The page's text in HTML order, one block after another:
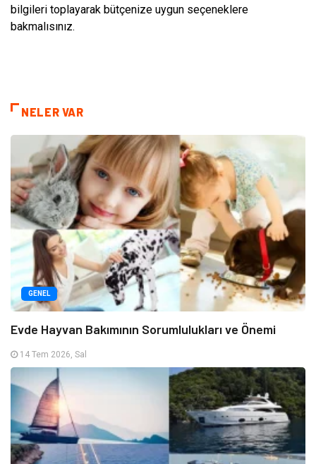
bilgileri toplayarak bütçenize uygun seçeneklere
bakmalısınız.
NELER VAR
GENEL
Evde Hayvan Bakımının Sorumlulukları ve Önemi
14 Tem 2026, Sal